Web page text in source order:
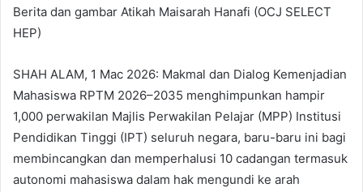
Berita dan gambar Atikah Maisarah Hanafi (OCJ SELECT
HEP)
SHAH ALAM, 1 Mac 2026: Makmal dan Dialog Kemenjadian
Mahasiswa RPTM 2026–2035 menghimpunkan hampir
1,000 perwakilan Majlis Perwakilan Pelajar (MPP) Institusi
Pendidikan Tinggi (IPT) seluruh negara, baru-baru ini bagi
membincangkan dan memperhalusi 10 cadangan termasuk
autonomi mahasiswa dalam hak mengundi ke arah